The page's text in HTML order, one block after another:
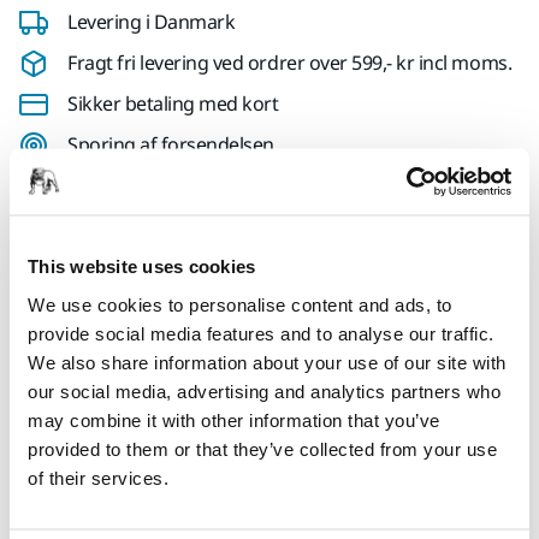
This website uses cookies
We use cookies to personalise content and ads, to
provide social media features and to analyse our traffic.
We also share information about your use of our site with
our social media, advertising and analytics partners who
may combine it with other information that you’ve
provided to them or that they’ve collected from your use
of their services.
Levering i Danmark
Fragt fri levering ved ordrer over 599,- kr incl moms.
Sikker betaling med kort
Sporing af forsendelsen
Produktoplysninger
Tekniske detaljer Downloads
Ultimax® Ligno er skræddersyet til træslibning. Hurtig og
jævn skæring takket være et specielt timeglasslibemønster,
lang levetid med god modstandsdygtighed over for
tilstopning. Specialudviklet lateximprægneret papir for